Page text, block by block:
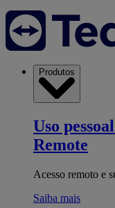
Produtos
Uso
Remote
Acesso remoto e
Saiba mais